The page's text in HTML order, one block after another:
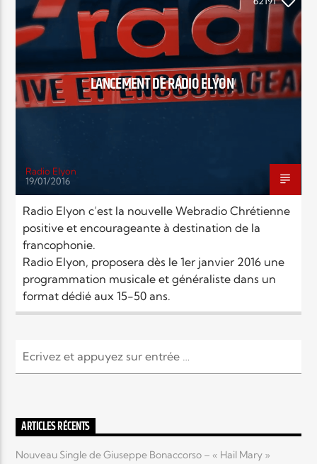
TITRE
ARTISTE
Elyon Rhema
Elyon Hits
Elyon Live
Elyon Kids
LANCEMENT DE RADIO ELYON
Radio Elyon
19/01/2016
Radio Elyon c’est la nouvelle Webradio Chrétienne
positive et encourageante à destination de la
francophonie.
Radio Elyon, proposera dès le 1er janvier 2016 une
programmation musicale et généraliste dans un
format dédié aux 15-50 ans.
ARTICLES RÉCENTS
Nouveau Single de Giuseppe Bonaccorso – « Hail Mary »